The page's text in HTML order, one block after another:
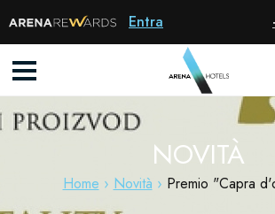
Entra
NOVITÀ
Home Novità Premio "Capra